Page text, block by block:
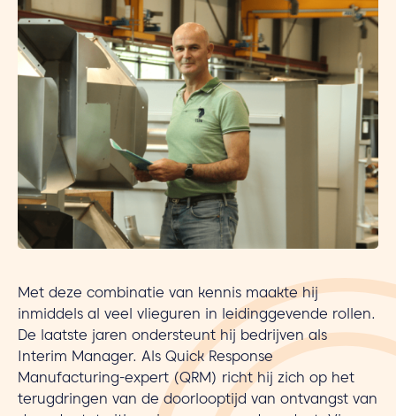
Met deze combinatie van kennis maakte hij
inmiddels al veel vlieguren in leidinggevende rollen.
De laatste jaren ondersteunt hij bedrijven als
Interim Manager. Als Quick Response
Manufacturing-expert (QRM) richt hij zich op het
terugdringen van de doorlooptijd van ontvangst van